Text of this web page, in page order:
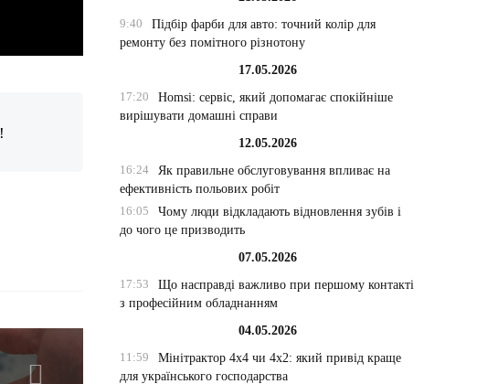
!
9:40
Підбір фарби для авто: точний колір для
ремонту без помітного різнотону
17.05.2026
17:20
Homsi: сервіс, який допомагає спокійніше
вирішувати домашні справи
12.05.2026
16:24
Як правильне обслуговування впливає на
ефективність польових робіт
16:05
Чому люди відкладають відновлення зубів і
до чого це призводить
07.05.2026
17:53
Що насправді важливо при першому контакті
з професійним обладнанням
04.05.2026
11:59
Мінітрактор 4х4 чи 4х2: який привід краще
для українського господарства